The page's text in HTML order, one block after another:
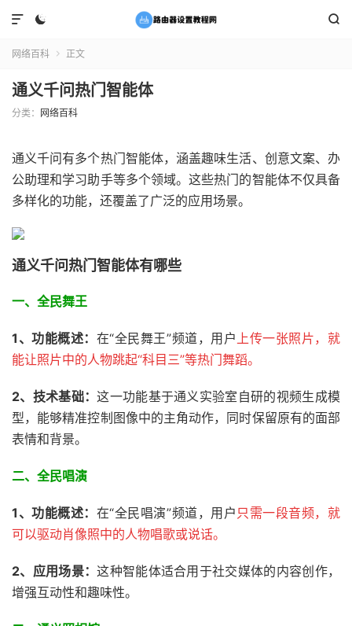
 

网络百科  正文
通义千问热门智能体
分类： 网络百科
通义千问有多个热门智能体，涵盖趣味生活、创意文案、办
公助理和学习助手等多个领域。这些热门的智能体不仅具备
多样化的功能，还覆盖了广泛的应用场景。
通义千问热门智能体有哪些
一、全民舞王
1、功能概述： 在“全民舞王”频道，用户上传一张照片，就
能让照片中的人物跳起“科目三”等热门舞蹈。
2、 技术基础：这一功能基于通义实验室自研的视频生成模
型，能够精准控制图像中的主角动作，同时保留原有的面部
表情和背景。
二、全民唱演
1、功能概述： 在“全民唱演”频道，用户 只需一段音频，就
可以驱动肖像照中的人物唱歌或说话。
2、应用场景：这种智能体适合用于社交媒体的内容创作，
增强互动性和趣味性。